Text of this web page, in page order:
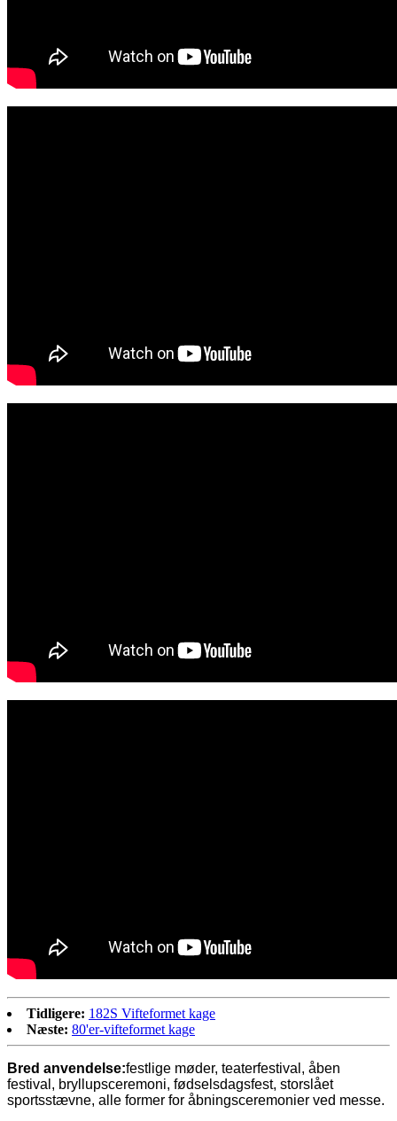
Tidligere: 182S Vifteformet kage
Næste: 80'er-vifteformet kage
Bred anvendelse:festlige møder, teaterfestival, åben
festival, bryllupsceremoni, fødselsdagsfest, storslået
sportsstævne, alle former for åbningsceremonier ved messe.